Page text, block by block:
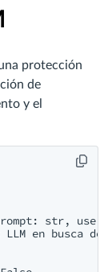
protección
de
y el
str,
en busca de